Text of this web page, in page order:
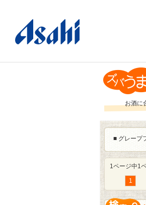
お酒に
■ グレープ
1ページ中1
1